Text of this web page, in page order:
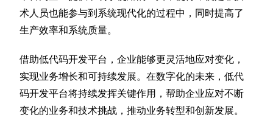
术人员也能参与到系统现代化的过程中，同时提高了
生产效率和系统质量。
借助低代码开发平台，企业能够更灵活地应对变化，
实现业务增长和可持续发展。在数字化的未来，低代
码开发平台将持续发挥关键作用，帮助企业应对不断
变化的业务和技术挑战，推动业务转型和创新发展。